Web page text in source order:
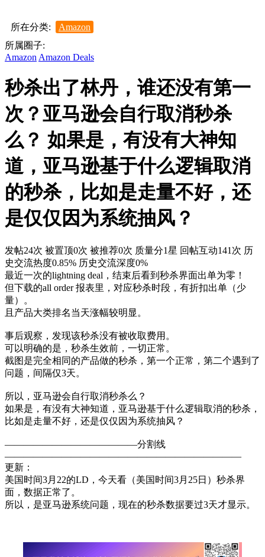
所在分类:
Amazon
所属圈子:
Amazon Amazon Deals
秒杀出了林丹，谁还没有第一
次？亚马逊会自行取消秒杀
么？ 如果是，有没有大神知
道，亚马逊基于什么逻辑取消
的秒杀，比如是走量不好，还
是仅仅因为系统抽风？
发帖24次 被置顶0次 被推荐0次 质量分1星 回帖互动141次 历
史交流热度0.85% 历史交流深度0%
最近一次的lightning deal，结束后看到秒杀界面出单为零！
但下载的all order 报表里，对应秒杀时段，有折扣出单（少
量）。
且产品大类排名当天涨幅较明显。
事后观察，发现该秒杀没有被收取费用。
可以明确的是，秒杀生效前，一切正常。
截图是完全相同的产品做的秒杀，第一个正常，第二个遇到了
问题，间隔仅3天。
所以，亚马逊会自行取消秒杀么？
如果是，有没有大神知道，亚马逊基于什么逻辑取消的秒杀，
比如是走量不好，还是仅仅因为系统抽风？
——————————————分割线
—————————————————————————
更新：
美国时间3月22的LD，今天看（美国时间3月25日）秒杀界
面，数据正常了。
所以，是亚马逊系统问题，现在的秒杀数据要过3天才显示。